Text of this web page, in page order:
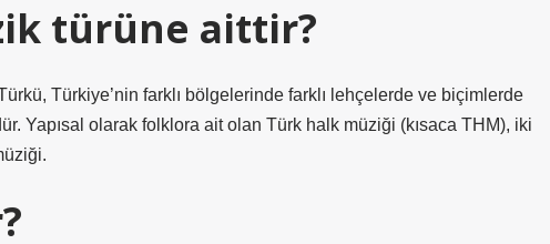
türüne aittir?
Türkiye’nin farklı bölgelerinde farklı lehçelerde ve biçimlerde
Yapısal olarak folklora ait olan Türk halk müziği (kısaca THM), iki